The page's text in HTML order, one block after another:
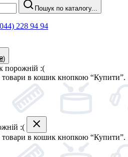
Пошук по каталогу...
228 94 94
₴)
порожній :(
товари в кошик кнопкою “Купити”.
:(
товари в кошик кнопкою “Купити”.